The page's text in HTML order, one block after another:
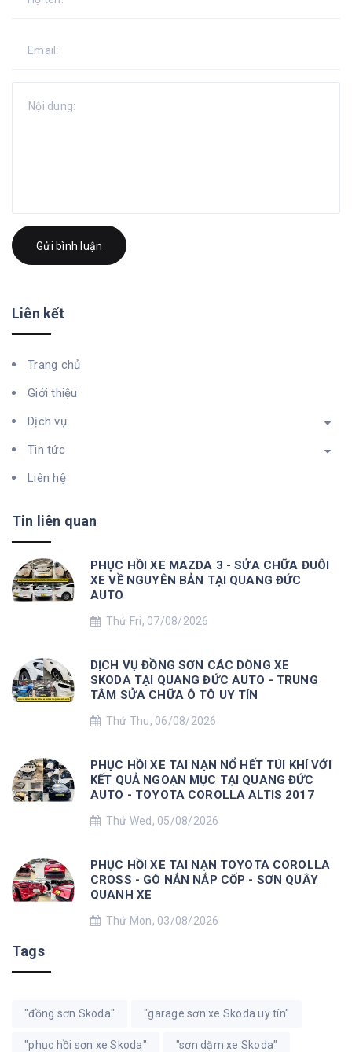
Gửi bình luận
Liên kết
Trang chủ
Giới thiệu
Dịch vụ
Tin tức
Liên hệ
Tin liên quan
PHỤC HỒI XE MAZDA 3 - SỬA CHỮA ĐUÔI
XE VỀ NGUYÊN BẢN TẠI QUANG ĐỨC
AUTO
Thứ Fri, 07/08/2026
DỊCH VỤ ĐỒNG SƠN CÁC DÒNG XE
SKODA TẠI QUANG ĐỨC AUTO - TRUNG
TÂM SỬA CHỮA Ô TÔ UY TÍN
Thứ Thu, 06/08/2026
PHỤC HỒI XE TAI NẠN NỔ HẾT TÚI KHÍ VỚI
KẾT QUẢ NGOẠN MỤC TẠI QUANG ĐỨC
AUTO - TOYOTA COROLLA ALTIS 2017
Thứ Wed, 05/08/2026
PHỤC HỒI XE TAI NẠN TOYOTA COROLLA
CROSS - GÒ NẮN NẮP CỐP - SƠN QUÂY
QUANH XE
Thứ Mon, 03/08/2026
Tags
"đồng sơn Skoda" "garage sơn xe Skoda uy tín"
"phục hồi sơn xe Skoda" "sơn dặm xe Skoda"